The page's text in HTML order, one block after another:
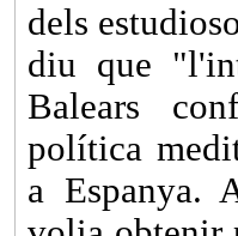
dels
diu que
Balears
política
a Espanya.